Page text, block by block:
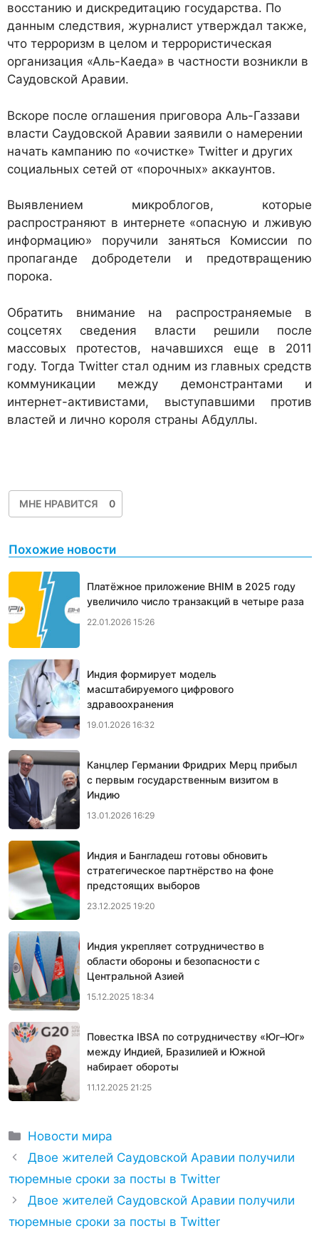
восстанию и дискредитацию государства. По
данным следствия, журналист утверждал также,
что терроризм в целом и террористическая
организация «Аль-Каеда» в частности возникли в
Саудовской Аравии.
Вскоре после оглашения приговора Аль-Газзави
власти Саудовской Аравии заявили о намерении
начать кампанию по «очистке» Twitter и других
социальных сетей от «порочных» аккаунтов.
Выявлением микроблогов, которые
распространяют в интернете «опасную и лживую
информацию» поручили заняться Комиссии по
пропаганде добродетели и предотвращению
порока.
Обратить внимание на распространяемые в
соцсетях сведения власти решили после
массовых протестов, начавшихся еще в 2011
году. Тогда Twitter стал одним из главных средств
коммуникации между демонстрантами и
интернет-активистами, выступавшими против
властей и лично короля страны Абдуллы.
МНЕ НРАВИТСЯ 0
Похожие новости
Платёжное приложение BHIM в 2025 году
увеличило число транзакций в четыре раза
22.01.2026 15:26
Индия формирует модель
масштабируемого цифрового
здравоохранения
19.01.2026 16:32
Канцлер Германии Фридрих Мерц прибыл
с первым государственным визитом в
Индию
13.01.2026 16:29
Индия и Бангладеш готовы обновить
стратегическое партнёрство на фоне
предстоящих выборов
23.12.2025 19:20
Индия укрепляет сотрудничество в
области обороны и безопасности с
Центральной Азией
15.12.2025 18:34
Повестка IBSA по сотрудничеству «Юг–Юг»
между Индией, Бразилией и Южной
набирает обороты
11.12.2025 21:25
Рубрики
Новости мира
Двое жителей Саудовской Аравии получили
тюремные сроки за посты в Twitter
Двое жителей Саудовской Аравии получили
тюремные сроки за посты в Twitter